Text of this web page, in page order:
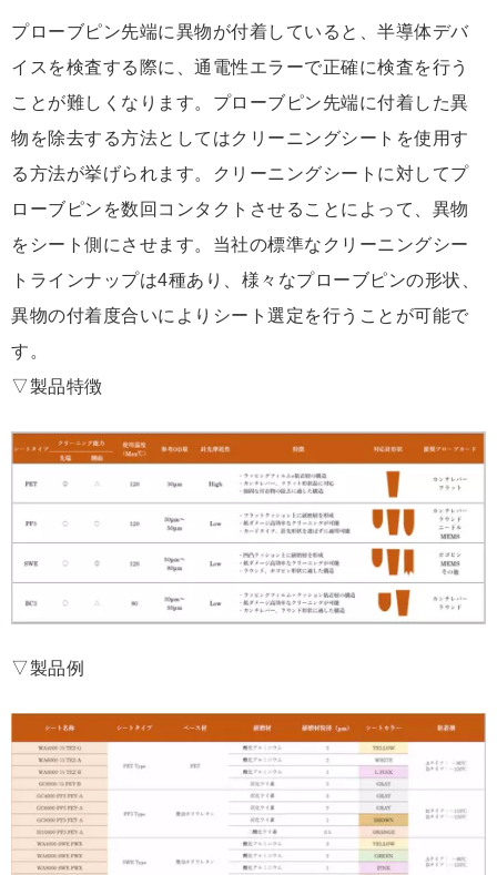
プローブピン先端に異物が付着していると、半導体デバ
イスを検査する際に、通電性エラーで正確に検査を行う
ことが難しくなります。プローブピン先端に付着した異
物を除去する方法としてはクリーニングシートを使用す
る方法が挙げられます。クリーニングシートに対してプ
ローブピンを数回コンタクトさせることによって、異物
をシート側にさせます。当社の標準なクリーニングシー
トラインナップは4種あり、様々なプローブピンの形状、
異物の付着度合いによりシート選定を行うことが可能で
す。
▽製品特徴
▽製品例